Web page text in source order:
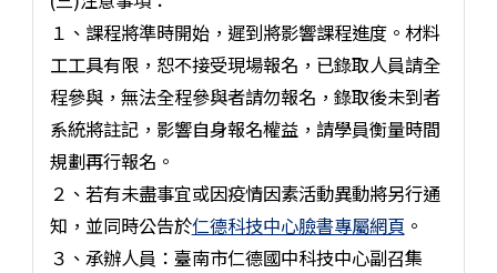
１、課程將準時開始，遲到將影響課程進度。材料
工工具有限，恕不接受現場報名，已錄取人員請全
程參與，無法全程參與者請勿報名，錄取後未到者
系統將註記，影響自身報名權益，請學員衡量時間
規劃再行報名。
２、若有未盡事宜或因疫情因素活動異動將另行通
知，並同時公告於仁德科技中心臉書專屬網頁 。
３、承辦人員：臺南市仁德國中科技中心副召集